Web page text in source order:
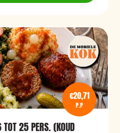
€20,71
P.P
25 PERS. (KOUD